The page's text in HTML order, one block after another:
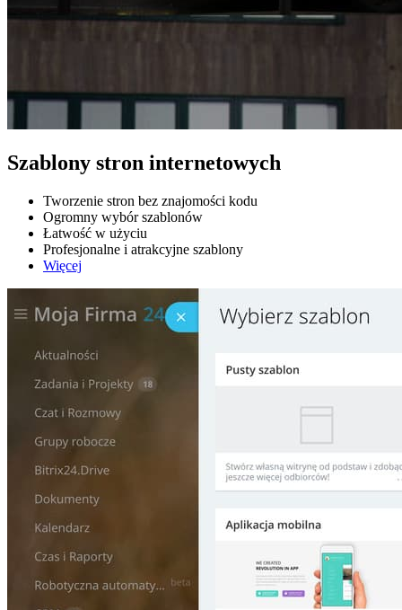
Szablony stron internetowych
Tworzenie stron bez znajomości kodu
Ogromny wybór szablonów
Łatwość w użyciu
Profesjonalne i atrakcyjne szablony
Więcej